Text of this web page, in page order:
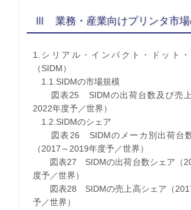
Ⅲ 業務・産業向けプリンタ市場
1.シリアル・インパクト・ドット
（SIDM）
1.1.SIDMの市場規模
図表25 SIDMの出荷台数及び売上
2022年度予／世界）
1.2.SIDMのシェア
図表26 SIDMのメーカ別出荷台
（2017～2019年度予／世界）
図表27 SIDMの出荷台数シェア（
度予／世界）
図表28 SIDMの売上高シェア（
予／世界）